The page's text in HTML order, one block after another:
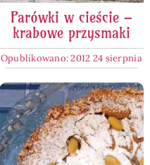
Parówki w cieście –
krabowe przysmaki
Opublikowano: 2012 24 sierpnia